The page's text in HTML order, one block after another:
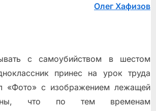
Олег Хафизов
с самоубийством в шестом
принес на урок труда
«Фото» с изображением лежащей
что по тем временам